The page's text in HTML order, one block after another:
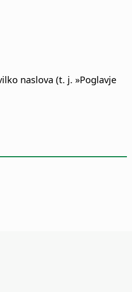
naslova (t. j. »Poglavje